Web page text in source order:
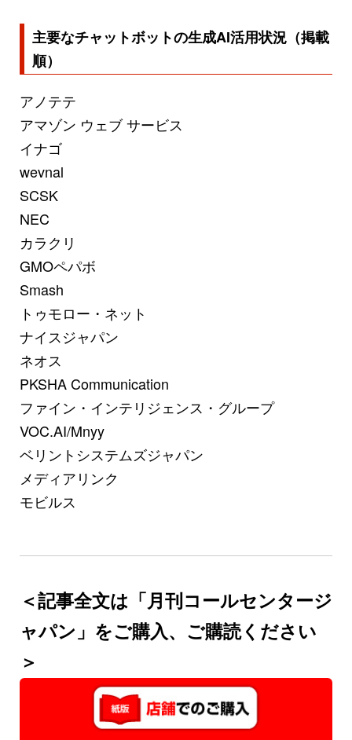
主要なチャットボットの生成AI活用状況（掲載
順）
アノテテ
アマゾン ウェブ サービス
イナゴ
wevnal
SCSK
NEC
カラクリ
GMOペパボ
Smash
トゥモロー・ネット
ナイスジャパン
ネオス
PKSHA Communication
ファイン・インテリジェンス・グループ
VOC.AI/Mnyy
ベリントシステムズジャパン
メディアリンク
モビルス
＜記事全文は「月刊コールセンタージ
ャパン」をご購入、ご購読ください
＞